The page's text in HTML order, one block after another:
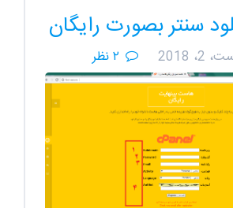
سنتر بصورت رایگان
2018 ۲ نظر